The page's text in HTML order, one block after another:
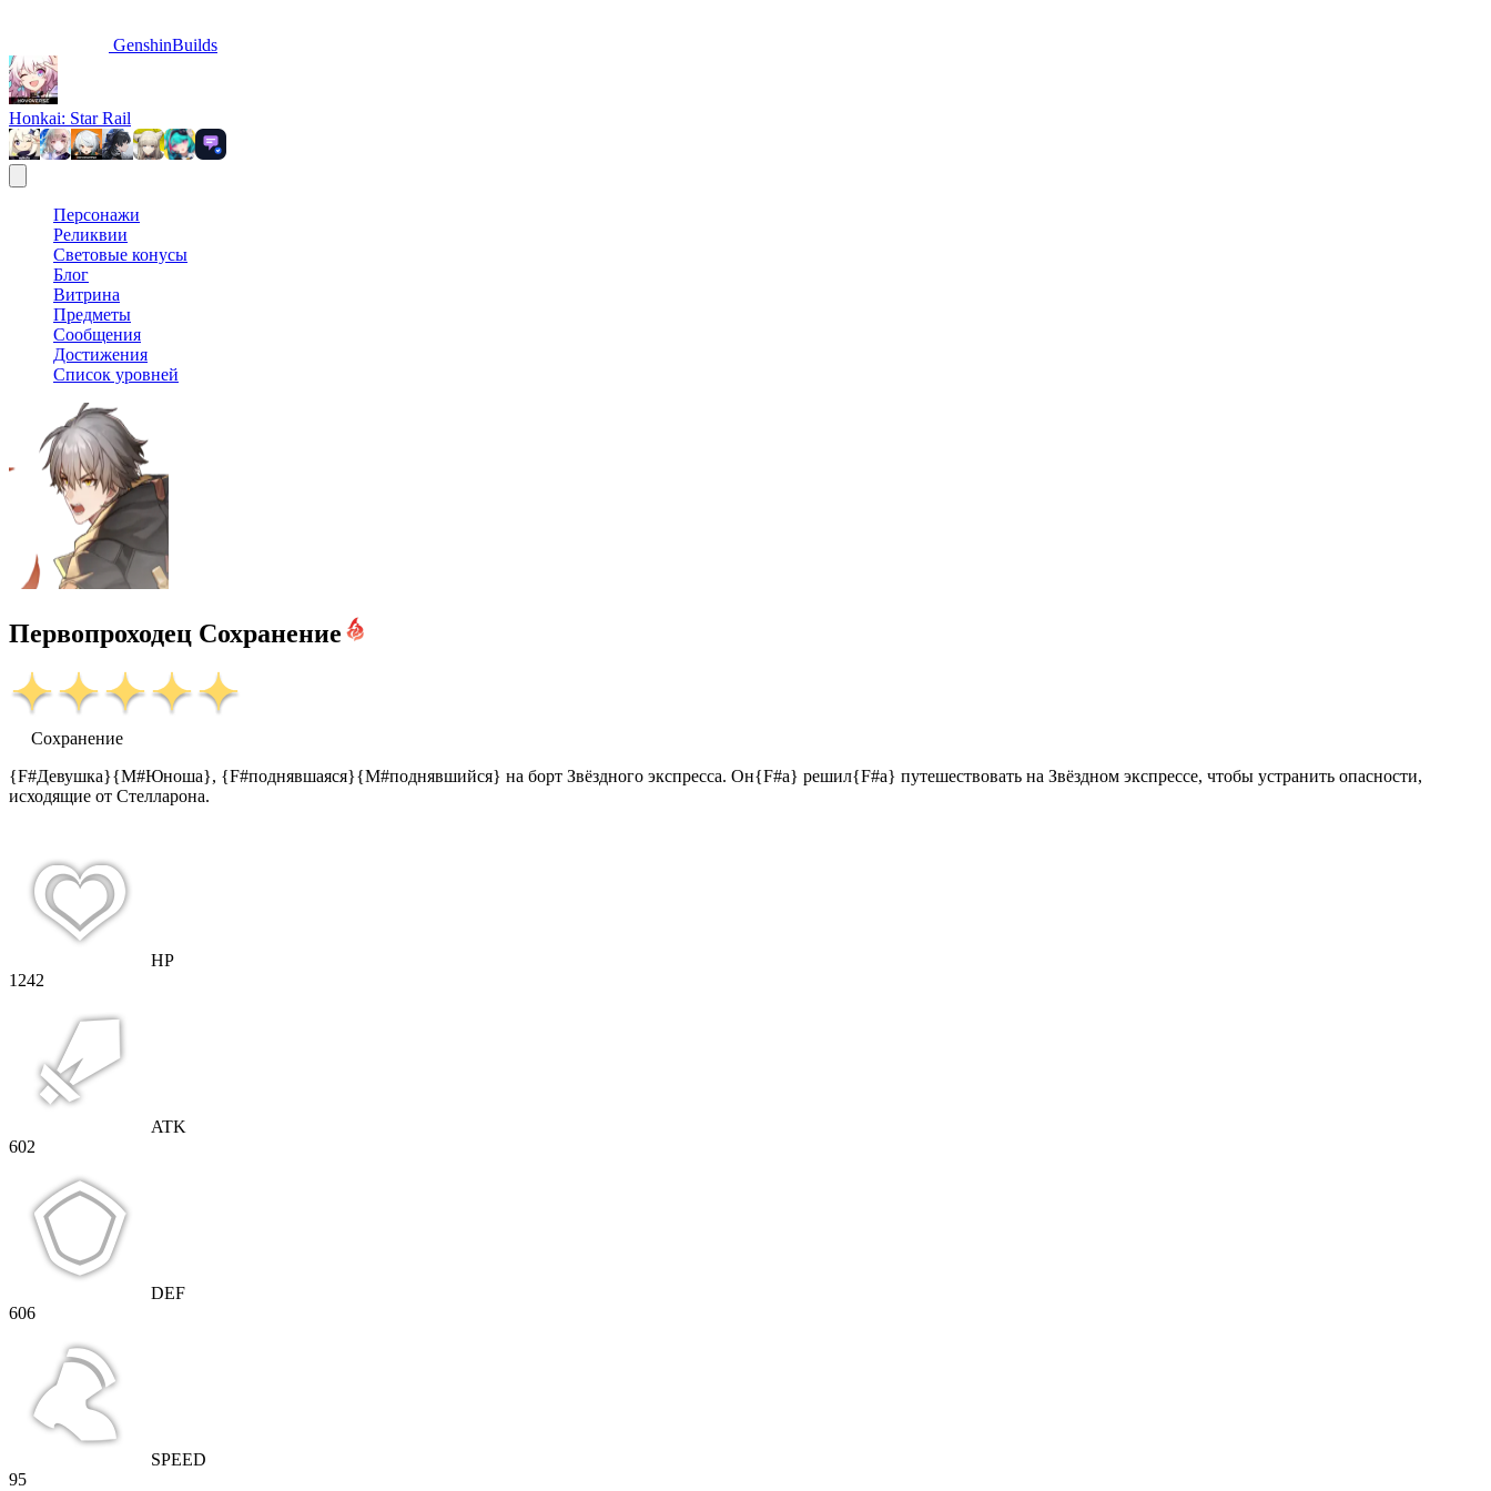
GenshinBuilds
Honkai: Star Rail
Персонажи
Реликвии
Световые конусы
Блог
Витрина
Предметы
Сообщения
Достижения
Список уровней
Первопроходец Сохранение
Сохранение
{F#Девушка}{M#Юноша}, {F#поднявшаяся}{M#поднявшийся} на борт Звёздного экспресса. Он{F#а} решил{F#а} путешествовать на Звёздном экспрессе, чтобы устранить опасности,
исходящие от Стелларона.
HP
1242
ATK
602
DEF
606
SPEED
95